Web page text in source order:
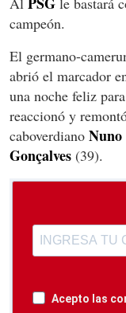
campeón.
El germano-
abrió el marcador
una noche feliz
reaccionó y
caboverdiano Nuno
Gonçalves (39).
Acepto las